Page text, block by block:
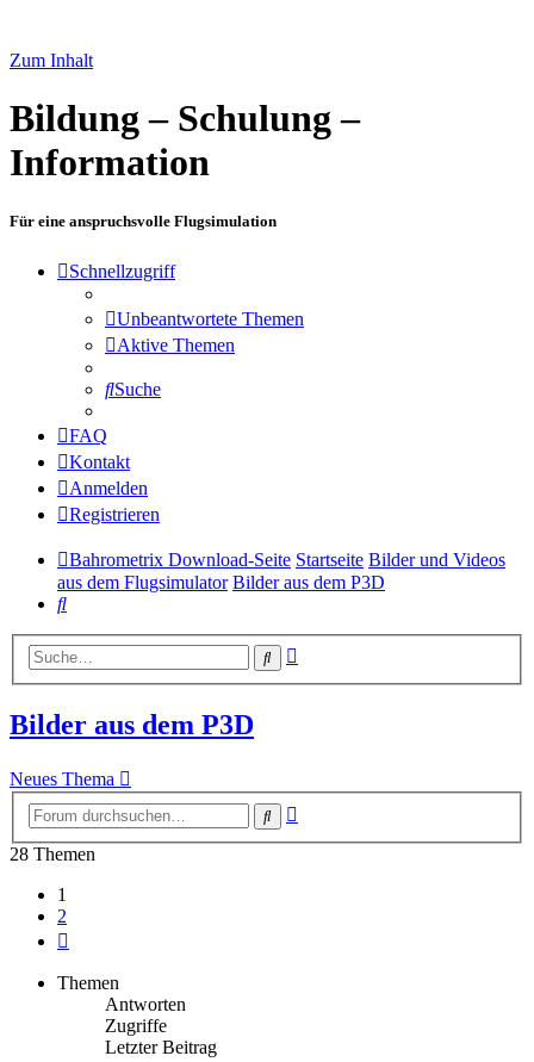
Zum Inhalt
Bildung – Schulung –
Information
Für eine anspruchsvolle Flugsimulation
Schnellzugriff
Unbeantwortete Themen
Aktive Themen
Suche
FAQ
Kontakt
Anmelden
Registrieren
Bahrometrix Download-Seite Startseite Bilder und Videos
aus dem Flugsimulator Bilder aus dem P3D
Suche
Suche
Bilder aus dem P3D
Neues Thema
Suche
28 Themen
1
2
Themen
Antworten
Zugriffe
Letzter Beitrag